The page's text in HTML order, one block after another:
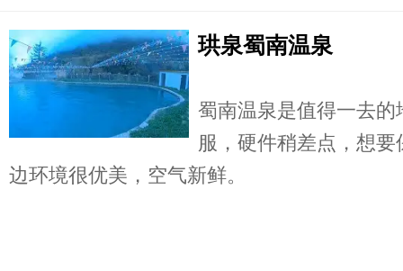
珙泉蜀南温泉
蜀南温泉是值得一去
服，硬件稍差点，想
边环境很优美，空气新鲜。